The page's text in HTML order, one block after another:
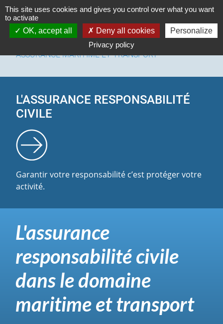
ASSURANCE MARITIME ET TRANSPORT
L'ASSURANCE RESPONSABILITÉ
CIVILE
Garantir votre responsabilité c’est protéger votre
activité.
L'assurance
responsabilité civile
dans le domaine
maritime et transport
Cookies management panel
This site uses cookies and gives you control over what you want
to activate
OK, accept all
Deny all cookies
Personalize
Privacy policy